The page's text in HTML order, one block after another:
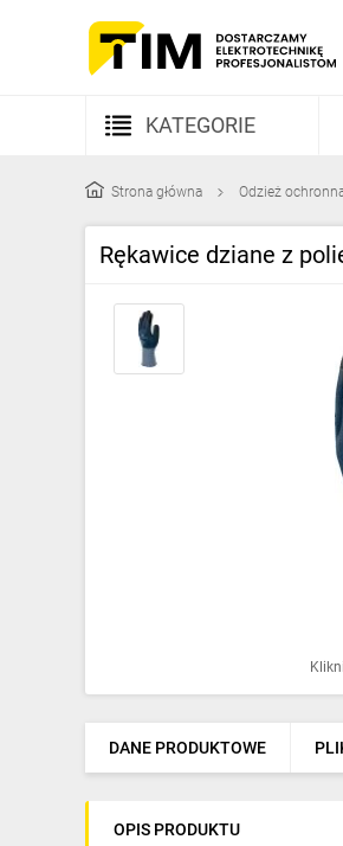
KATEGORIE
Kable i przewody
Rozdzielnice i obudowy
Elementy prowadzenia kabli
Fotowoltaika
Ogrzewanie
Elektronarzędzia i mierniki
Strona główna Odzież
Rękawice dziane z
DANE PRODUKTOWE
OPIS PRODUKTU